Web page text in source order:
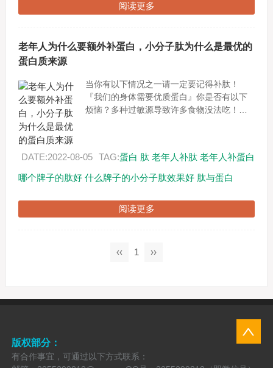
阅读更多
老年人为什么要额外补蛋白，小分子肽为什么是最优的
蛋白质来源
当你有以下情况之一请一定要记得补肽！
『我们的身体需要优质蛋白』你是否有以下
烦恼？多种过敏源导致许多食物没法吃！肠
DATE:2022-08-05 TAG:蛋白 肽 老年人补肽 老年人补蛋白
哪个牌子的肽好 什么牌子的小分子肽效果好 肽与蛋白
阅读更多
‹‹ 1 ››
版权部分：
有合作事宜，可通过以下方式联系：